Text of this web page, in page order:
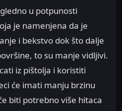
u potpunosti
je namenjena da je
i bekstvo dok što dalje
to su manje vidljivi.
iz pištolja i koristiti
će imati manju brzinu
biti potrebno više hitaca